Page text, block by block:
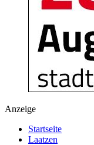
Anzeige
Startseite
Laatzen